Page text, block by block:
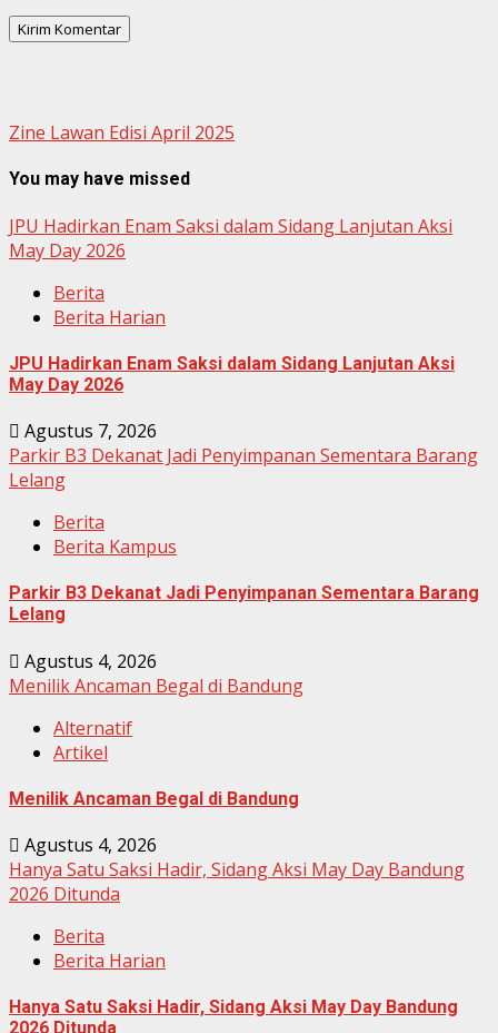
Zine Lawan Edisi April 2025
You may have missed
JPU Hadirkan Enam Saksi dalam Sidang Lanjutan Aksi
May Day 2026
Berita
Berita Harian
JPU Hadirkan Enam Saksi dalam Sidang Lanjutan Aksi
May Day 2026
Agustus 7, 2026
Parkir B3 Dekanat Jadi Penyimpanan Sementara Barang
Lelang
Berita
Berita Kampus
Parkir B3 Dekanat Jadi Penyimpanan Sementara Barang
Lelang
Agustus 4, 2026
Menilik Ancaman Begal di Bandung
Alternatif
Artikel
Menilik Ancaman Begal di Bandung
Agustus 4, 2026
Hanya Satu Saksi Hadir, Sidang Aksi May Day Bandung
2026 Ditunda
Berita
Berita Harian
Hanya Satu Saksi Hadir, Sidang Aksi May Day Bandung
2026 Ditunda